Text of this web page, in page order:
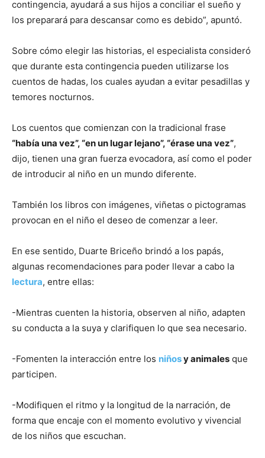
contingencia, ayudará a sus hijos a conciliar el sueño y
los preparará para descansar como es debido”, apuntó.
Sobre cómo elegir las historias, el especialista consideró
que durante esta contingencia pueden utilizarse los
cuentos de hadas, los cuales ayudan a evitar pesadillas y
temores nocturnos.
Los cuentos que comienzan con la tradicional frase
“había una vez”, “en un lugar lejano”, “érase una vez”,
dijo, tienen una gran fuerza evocadora, así como el poder
de introducir al niño en un mundo diferente.
También los libros con imágenes, viñetas o pictogramas
provocan en el niño el deseo de comenzar a leer.
En ese sentido, Duarte Briceño brindó a los papás,
algunas recomendaciones para poder llevar a cabo la
lectura, entre ellas:
-Mientras cuenten la historia, observen al niño, adapten
su conducta a la suya y clarifiquen lo que sea necesario.
-Fomenten la interacción entre los niñosy animales que
participen.
-Modifiquen el ritmo y la longitud de la narración, de
forma que encaje con el momento evolutivo y vivencial
de los niños que escuchan.